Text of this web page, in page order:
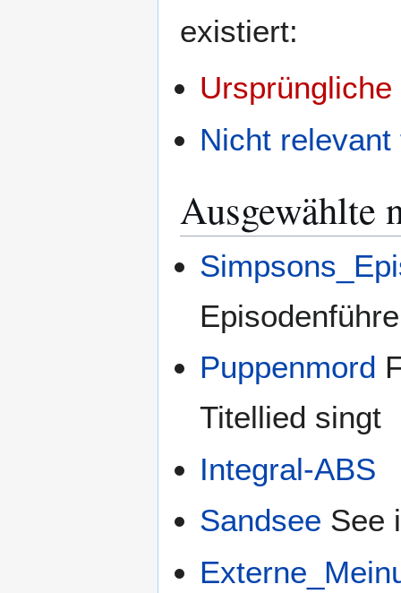
existiert:
Nicht
Ausgewählte
Puppenmord
Titellied singt
Integral-ABS
Sandsee See